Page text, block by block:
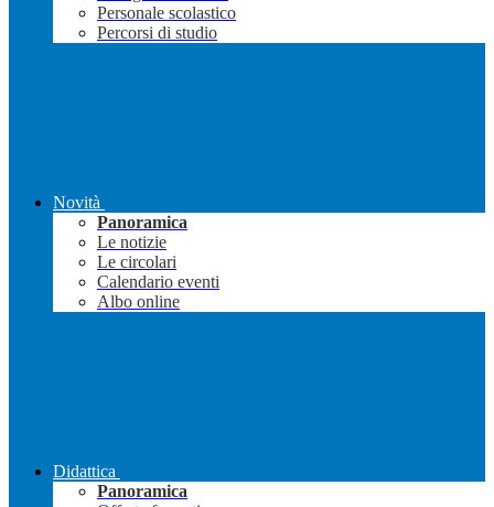
Personale scolastico
Percorsi di studio
Novità
Panoramica
Le notizie
Le circolari
Calendario eventi
Albo online
Didattica
Panoramica